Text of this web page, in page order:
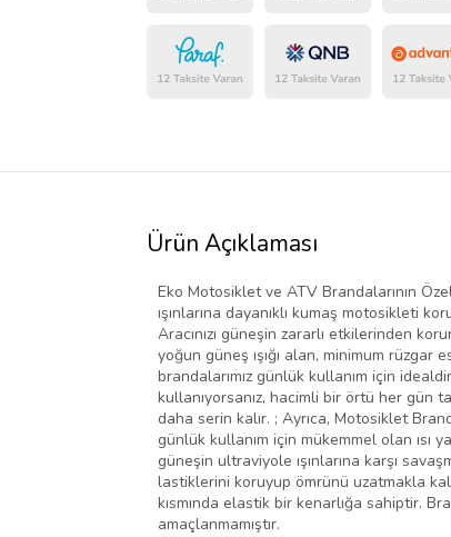
Ürün Açıklaması
Eko Motosiklet ve ATV Brandalarının
ışınlarına dayanıklı kumaş motosikleti
Aracınızı güneşin zararlı etkilerinden
yoğun güneş ışığı alan, minimum rüzgar
brandalarımız günlük kullanım için
kullanıyorsanız, hacimli bir örtü her gün
daha serin kalır. ; Ayrıca, Motosiklet
günlük kullanım için mükemmel olan ısı
güneşin ultraviyole ışınlarına karşı
lastiklerini koruyup ömrünü uzatmakla
kısmında elastik bir kenarlığa sahiptir.
amaçlanmamıştır.